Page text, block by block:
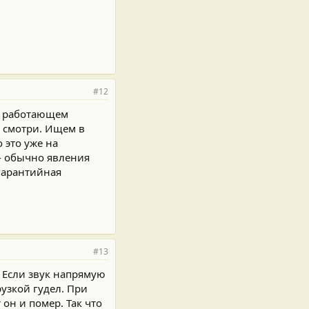
#12
работающем
смотри. Ищем в
это уже на
обычно явления
#13
звук напрямую
гудел. При
он и помер. Так что